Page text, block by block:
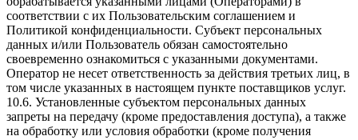
соответствии с их Пользовательским соглашением и
Политикой конфиденциальности. Субъект персональных
данных и/или Пользователь обязан самостоятельно
своевременно ознакомиться с указанными документами.
Оператор не несет ответственность за действия третьих лиц, в
том числе указанных в настоящем пункте поставщиков услуг.
10.6. Установленные субъектом персональных данных
запреты на передачу (кроме предоставления доступа), а также
на обработку или условия обработки (кроме получения